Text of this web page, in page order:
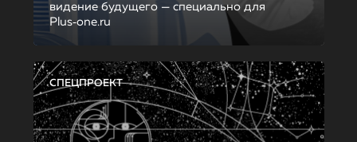
видение будущего — специально для
Plus‑one.ru
СПЕЦПРОЕКТ